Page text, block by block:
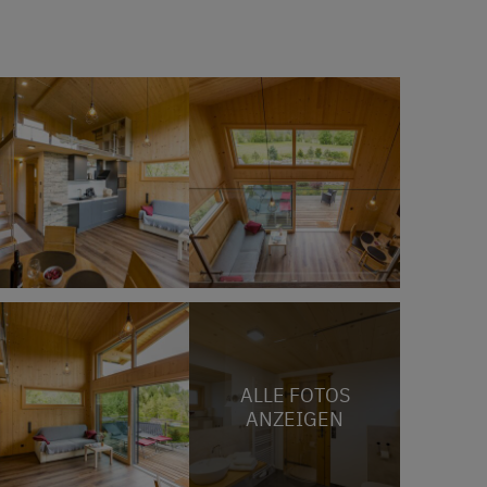
ALLE FOTOS
ANZEIGEN